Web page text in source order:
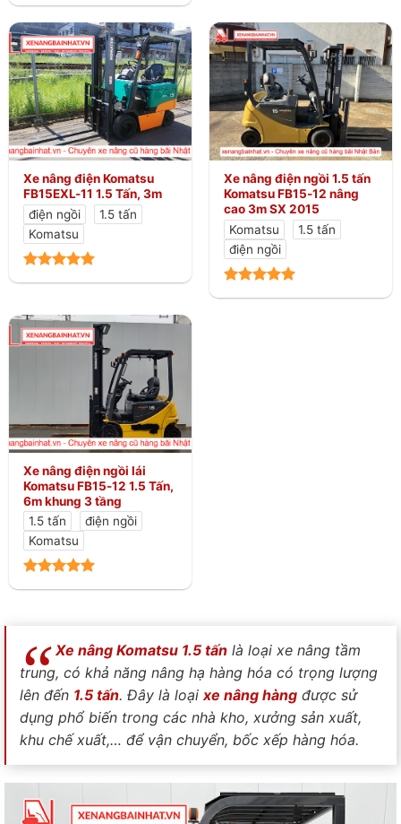
Xe nâng điện Komatsu
FB15EXL-11 1.5 Tấn, 3m
điện ngồi
1.5 tấn
Komatsu
Xe nâng điện ngồi 1.5 tấn
Komatsu FB15-12 nâng
cao 3m SX 2015
Komatsu
1.5 tấn
điện ngồi
Xe nâng điện ngồi lái
Komatsu FB15-12 1.5 Tấn,
6m khung 3 tầng
1.5 tấn
điện ngồi
Komatsu
Xe nâng Komatsu 1.5 tấn là loại xe nâng tầm
trung, có khả năng nâng hạ hàng hóa có trọng lượng
lên đến 1.5 tấn. Đây là loại xe nâng hàng được sử
dụng phổ biến trong các nhà kho, xưởng sản xuất,
khu chế xuất,… để vận chuyển, bốc xếp hàng hóa.